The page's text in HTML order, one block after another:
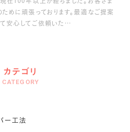
ために頑張っております。最適なご提案
て安心してご依頼いた…
カテゴリ
CATEGORY
ー工法